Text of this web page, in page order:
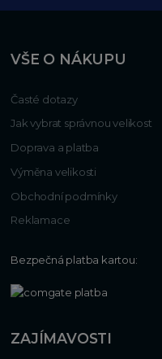
VŠE O NÁKUPU
Časté dotazy
Jak vybrat správnou velikost
Doprava a platba
Výměna velikosti
Obchodní podmínky
Reklamace
Bezpečná platba kartou:
ZAJÍMAVOSTI